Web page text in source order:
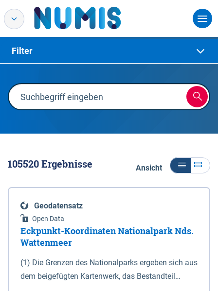
Filter
105520Ergebnisse Ansicht
Geodatensatz
Open Data
Eckpunkt-Koordinaten Nationalpark Nds.
Wattenmeer
(1) Die Grenzen des Nationalparks ergeben sich aus
dem beigefügten Kartenwerk, das Bestandteil